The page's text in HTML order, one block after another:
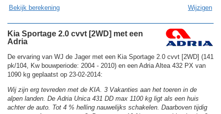
Bekijk berekening Wijzigen
Kia Sportage 2.0 cvvt [2WD] met een
Adria
De ervaring van WJ de Jager met een Kia Sportage 2.0 cvvt [2WD] (141
pk/104, Kw bouwperiode: 2004 - 2010) en een Adria Altea 432 PX van
1090 kg geplaatst op 23-02-2014:
Wij zijn erg tevreden met de KIA. 3 Vakanties aan het toeren in de
alpen landen. De Adria Unica 431 DD max 1100 kg ligt als een huis
achter de auto. Tot 4 % helling nauwelijks schakelen. Daarboven tijdig